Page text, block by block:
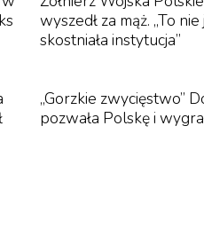
Lemme Purr znajduje się
wyszedł za mąż. „To
skostniała instytucja”
„Gorzkie zwycięstwo”
pozwała Polskę i